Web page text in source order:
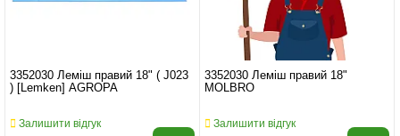
3352030 Леміш правий 18" ( J023
) [Lemken] AGROPA
Залишити відгук
3352030 Леміш правий 18"
MOLBRO
Залишити відгук